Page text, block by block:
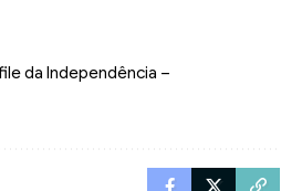
da Independência –